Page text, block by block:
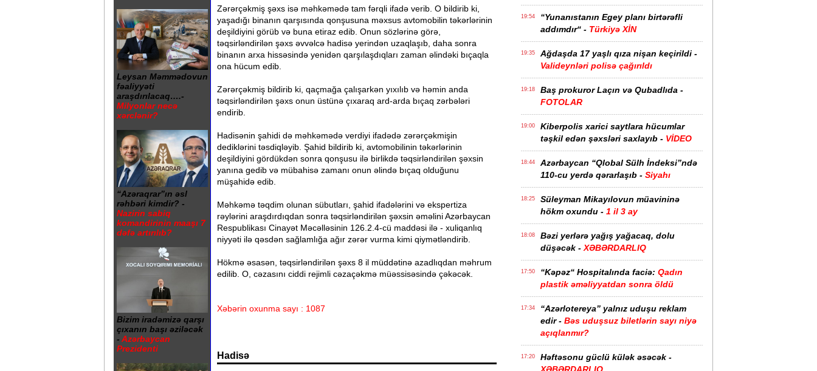
Leysan Məmmədovun
fəaliyyəti
araşdırılacaq….-
Milyonlar necə
xərclənir?
“Azəraqrar”ın əsl
rəhbəri kimdir? -
Nazirin sabiq
komandirinin maaşı 7
dəfə artırılıb?
Bizim iradəmizə qarşı
çıxanın başı əziləcək
- Azərbaycan
Prezidenti
Zərərçəkmiş şəxs isə məhkəmədə tam fərqli ifadə verib. O bildirib ki,
yaşadığı binanın qarşısında qonşusuna məxsus avtomobilin təkərlərinin
deşildiyini görüb və buna etiraz edib. Onun sözlərinə görə,
təqsirləndirilən şəxs əvvəlcə hadisə yerindən uzaqlaşıb, daha sonra
binanın arxa hissəsində yenidən qarşılaşdıqları zaman əlindəki bıçaqla
ona hücum edib.
Zərərçəkmiş bildirib ki, qaçmağa çalışarkən yıxılıb və həmin anda
təqsirləndirilən şəxs onun üstünə çıxaraq ard-arda bıçaq zərbələri
endirib.
Hadisənin şahidi də məhkəmədə verdiyi ifadədə zərərçəkmişin
dediklərini təsdiqləyib. Şahid bildirib ki, avtomobilinin təkərlərinin
deşildiyini gördükdən sonra qonşusu ilə birlikdə təqsirləndirilən şəxsin
yanına gedib və mübahisə zamanı onun əlində bıçaq olduğunu
müşahidə edib.
Məhkəmə təqdim olunan sübutları, şahid ifadələrini və ekspertiza
rəylərini araşdırdıqdan sonra təqsirləndirilən şəxsin əməlini Azərbaycan
Respublikası Cinayət Məcəlləsinin 126.2.4-cü maddəsi ilə - xuliqanlıq
niyyəti ilə qəsdən sağlamlığa ağır zərər vurma kimi qiymətləndirib.
Hökmə əsasən, təqsirləndirilən şəxs 8 il müddətinə azadlıqdan məhrum
edilib. O, cəzasını ciddi rejimli cəzaçəkmə müəssisəsində çəkəcək.
Xəbərin oxunma sayı : 1087
Hadisə
19:54
“Yunanıstanın Egey planı birtərəfli
addımdır“ - Türkiyə XİN
19:35
Ağdaşda 17 yaşlı qıza nişan keçirildi -
Valideynləri polisə çağırıldı
19:18
Baş prokuror Laçın və Qubadlıda -
FOTOLAR
19:00
Kiberpolis xarici saytlara hücumlar
təşkil edən şəxsləri saxlayıb - VİDEO
18:44
Azərbaycan “Qlobal Sülh İndeksi”ndə
110-cu yerdə qərarlaşıb - Siyahı
18:25
Süleyman Mikayılovun müavininə
hökm oxundu - 1 il 3 ay
18:08
Bəzi yerlərə yağış yağacaq, dolu
düşəcək - XƏBƏRDARLIQ
17:50 “Kəpəz“ Hospitalında faciə: Qadın
plastik əməliyyatdan sonra öldü
17:34
“Azərlotereya” yalnız uduşu reklam
edir - Bəs uduşsuz biletlərin sayı niyə
açıqlanmır?
17:20
Həftəsonu güclü külək əsəcək -